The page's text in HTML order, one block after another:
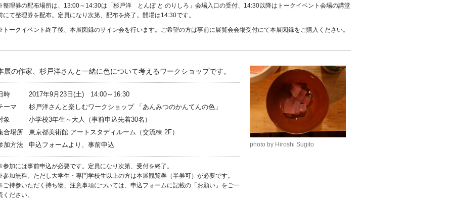
理券の配布場所は、13:00～14:30は「杉戸洋 とんぼ と のりしろ」会場入口の受付、14:30以降はトークイベント会場の講堂
にて整理券を配布。定員になり次第、配布を終了。開場は14:30です。
ークイベント終了後、本展図録のサイン会を行います。ご希望の方は事前に展覧会会場受付にて本展図録をご購入ください。
展の作家、杉戸洋さんと一緒に色について考えるワークショップです。
時
2017年9月23日(土) 14:00～16:30
ーマ
杉戸洋さんと楽しむワークショップ 「あんみつのかんてんの色」
象
小学校3年生～大人（事前申込先着30名）
合場所
東京都美術館 アートスタディルーム（交流棟 2F）
加方法
申込フォームより、事前申込
加には事前申込が必要です。定員になり次第、受付を終了。
加無料。ただし大学生・専門学校生以上の方は本展観覧券（半券可）が必要です。
持参いただく持ち物、注意事項については、申込フォームに記載の「お願い」をご一
ください。
photo by Hiroshi Sugito